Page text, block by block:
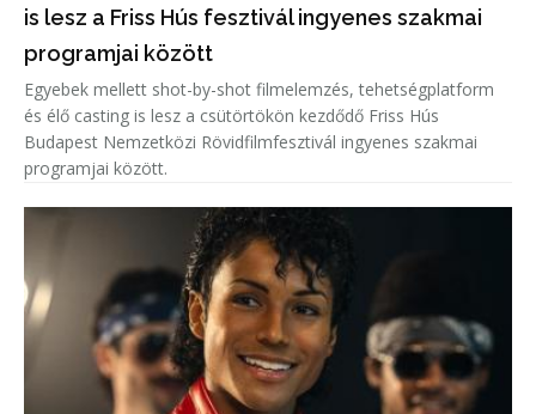
is lesz a Friss Hús fesztivál ingyenes szakmai
programjai között
Egyebek mellett shot-by-shot filmelemzés, tehetségplatform
és élő casting is lesz a csütörtökön kezdődő Friss Hús
Budapest Nemzetközi Rövidfilmfesztivál ingyenes szakmai
programjai között.